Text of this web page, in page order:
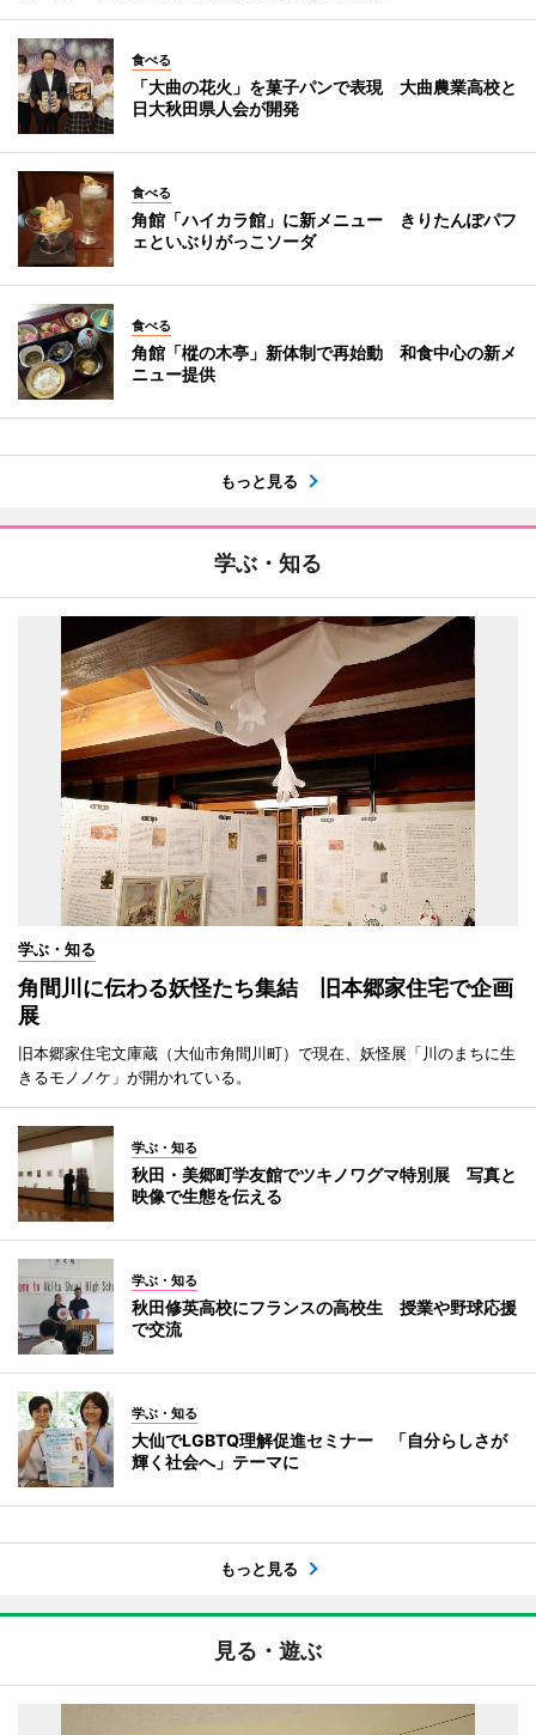
食べる
「大曲の花火」を菓子パンで表現 大曲農業高校と
日大秋田県人会が開発
食べる
角館「ハイカラ館」に新メニュー きりたんぽパフ
ェといぶりがっこソーダ
食べる
角館「樅の木亭」新体制で再始動 和食中心の新メ
ニュー提供
もっと見る
学ぶ・知る
学ぶ・知る
角間川に伝わる妖怪たち集結 旧本郷家住宅で企画
展
旧本郷家住宅文庫蔵（大仙市角間川町）で現在、妖怪展「川のまちに生
きるモノノケ」が開かれている。
学ぶ・知る
秋田・美郷町学友館でツキノワグマ特別展 写真と
映像で生態を伝える
学ぶ・知る
秋田修英高校にフランスの高校生 授業や野球応援
で交流
学ぶ・知る
大仙でLGBTQ理解促進セミナー 「自分らしさが
輝く社会へ」テーマに
もっと見る
見る・遊ぶ